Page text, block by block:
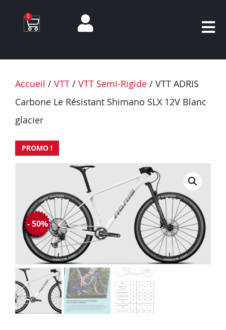
0
Accueil / VTT / VTT Semi-Rigide / VTT ADRIS
Carbone Le Résistant Shimano SLX 12V Blanc
glacier
PROMO !
- 50%